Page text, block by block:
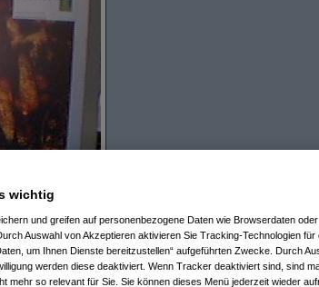
wichtig
und greifen auf personenbezogene Daten wie Browserdaten
Auswahl von Akzeptieren aktivieren Sie Tracking-Technologien für
um Ihnen Dienste bereitzustellen“ aufgeführten Zwecke. Durch
werden diese deaktiviert. Wenn Tracker deaktiviert sind, sind
mehr so relevant für Sie. Sie können dieses Menü jederzeit wieder